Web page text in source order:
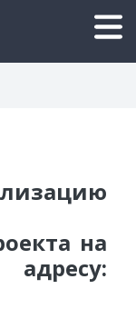
на